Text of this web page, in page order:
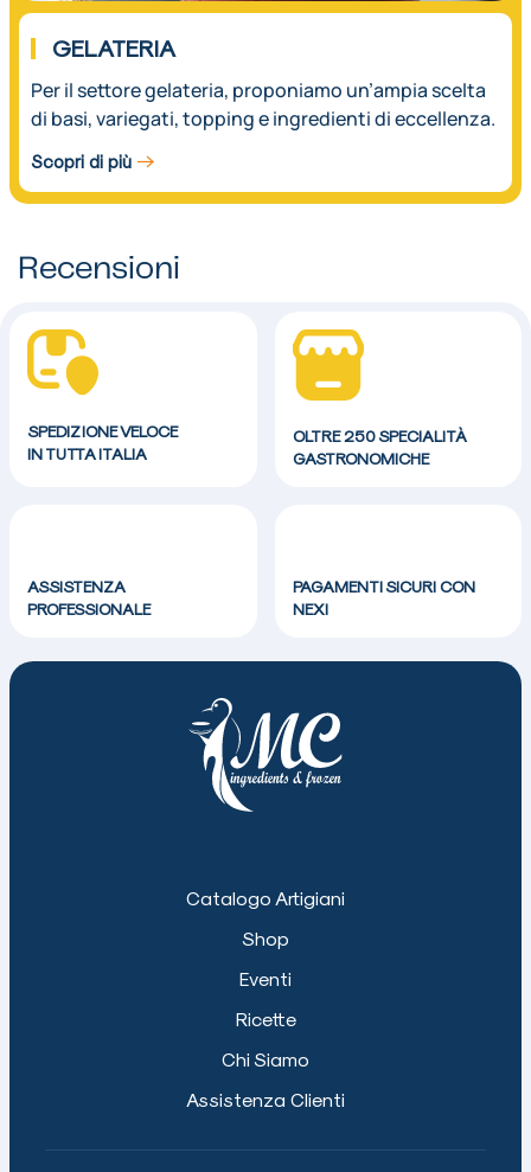
GELATERIA
Per il settore gelateria, proponiamo un’ampia scelta
di basi, variegati, topping e ingredienti di eccellenza.
Scopri di più
Recensioni
SPEDIZIONE VELOCE
IN TUTTA ITALIA
OLTRE 250 SPECIALITÀ
GASTRONOMICHE
ASSISTENZA
PROFESSIONALE
PAGAMENTI SICURI CON
NEXI
Catalogo Artigiani
Shop
Eventi
Ricette
Chi Siamo
Assistenza Clienti